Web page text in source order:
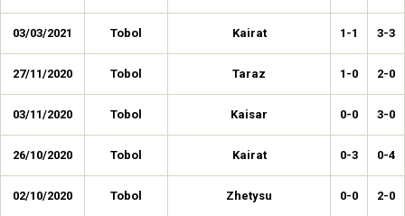
03/03/2021 Tobol Kairat 1-1 3-3
27/11/2020 Tobol Taraz 1-0 2-0
03/11/2020 Tobol Kaisar 0-0 3-0
26/10/2020 Tobol Kairat 0-3 0-4
02/10/2020 Tobol Zhetysu 0-0 2-0